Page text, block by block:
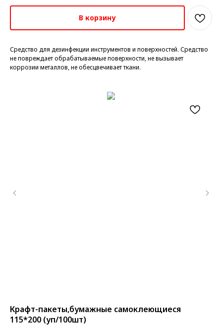
В корзину
Средство для дезинфекции инструментов и поверхностей. Средство
не повреждает обрабатываемые поверхности, не вызывает
коррозии металлов, не обесцвечивает ткани.
Крафт-пакеты,бумажные самоклеющиеся
115*200 (уп/100шт)